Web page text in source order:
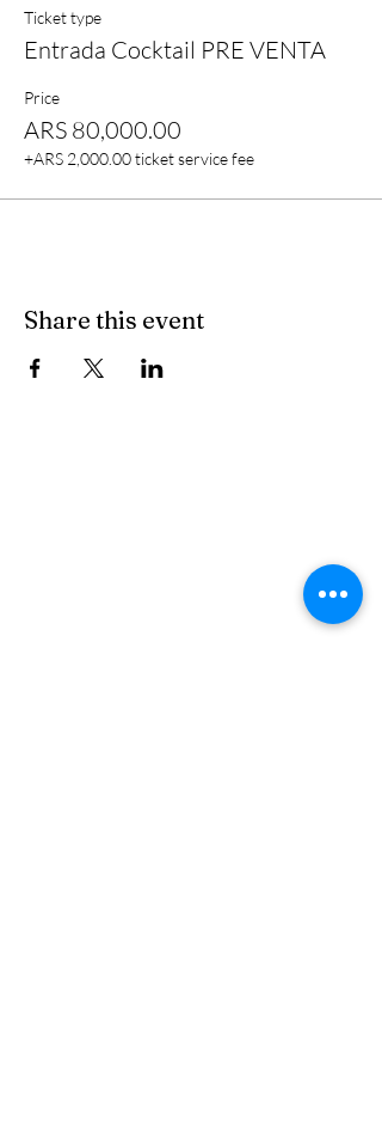
Ticket type
Entrada Cocktail PRE VENTA
Price
ARS 80,000.00
+ARS 2,000.00 ticket service fee
Share this event